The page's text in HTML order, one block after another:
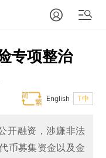
专项整治
T中
English
开融资，涉嫌非法
币募集资金以及金